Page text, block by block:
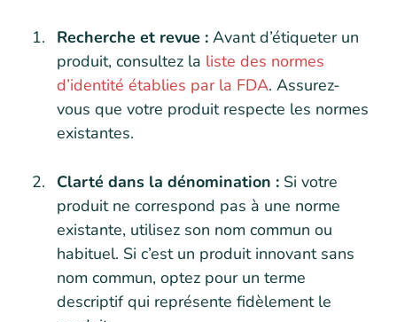
Recherche et revue : Avant d’étiqueter un
produit, consultez la liste des normes
d’identité établies par la FDA. Assurez-
vous que votre produit respecte les normes
existantes.
Clarté dans la dénomination : Si votre
produit ne correspond pas à une norme
existante, utilisez son nom commun ou
habituel. Si c’est un produit innovant sans
nom commun, optez pour un terme
descriptif qui représente fidèlement le